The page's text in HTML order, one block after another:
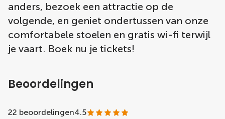
anders, bezoek een attractie op de
volgende, en geniet ondertussen van onze
comfortabele stoelen en gratis wi-fi terwijl
je vaart. Boek nu je tickets!
Beoordelingen
22 beoordelingen4.5